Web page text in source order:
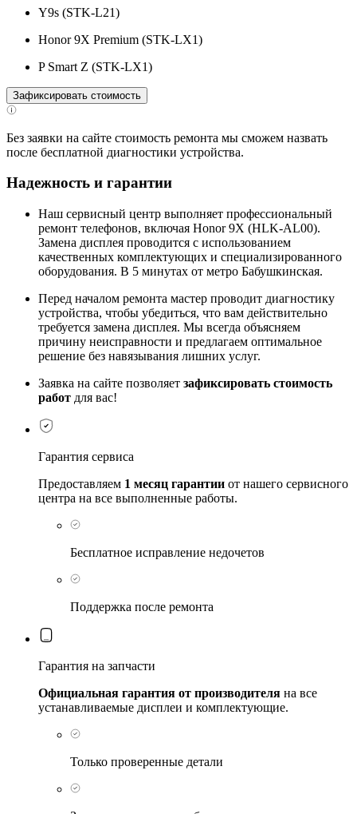
Y9s (STK-L21)
Honor 9X Premium (STK-LX1)
P Smart Z (STK-LX1)
Зафиксировать стоимость
Без заявки на сайте стоимость ремонта мы сможем назвать
после бесплатной диагностики устройства.
Надежность и гарантии
Наш сервисный центр выполняет профессиональный
ремонт телефонов, включая Honor 9X (HLK-AL00).
Замена дисплея проводится с использованием
качественных комплектующих и специализированного
оборудования. В 5 минутах от метро Бабушкинская.
Перед началом ремонта мастер проводит диагностику
устройства, чтобы убедиться, что вам действительно
требуется замена дисплея. Мы всегда объясняем
причину неисправности и предлагаем оптимальное
решение без навязывания лишних услуг.
Заявка на сайте позволяет зафиксировать стоимость
работ для вас!
Гарантия сервиса
Предоставляем 1 месяц гарантии от нашего сервисного
центра на все выполненные работы.
Бесплатное исправление недочетов
Поддержка после ремонта
Гарантия на запчасти
Официальная гарантия от производителя на все
устанавливаемые дисплеи и комплектующие.
Только проверенные детали